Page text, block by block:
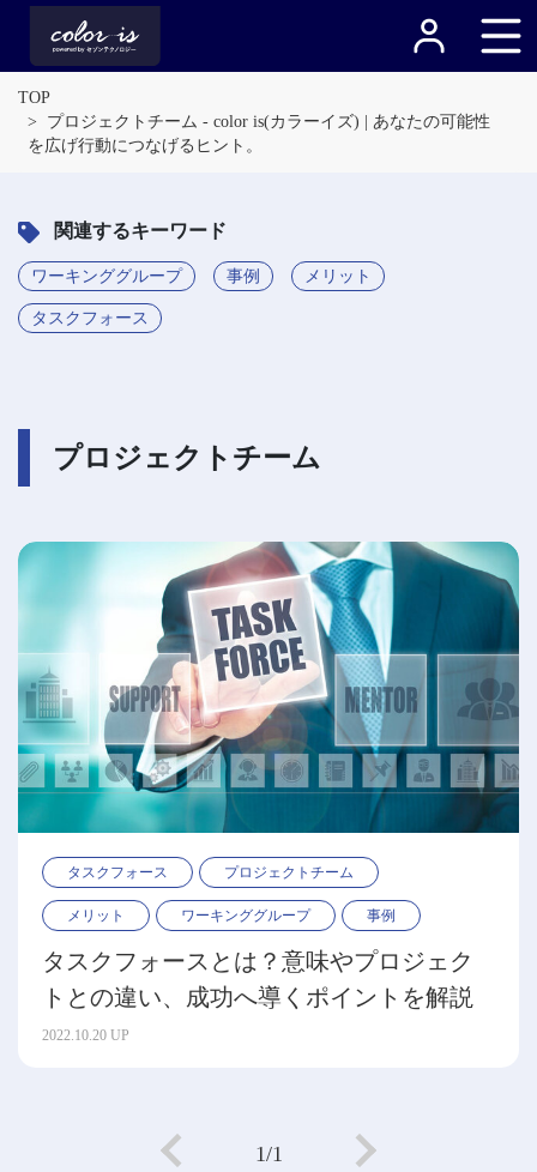
TOP
プロジェクトチーム - color is(カラーイズ) | あなたの可能性
を広げ行動につなげるヒント。
関連するキーワード
ワーキンググループ 事例 メリット
タスクフォース
プロジェクトチーム
タスクフォース プロジェクトチーム
メリット ワーキンググループ 事例
タスクフォースとは？意味やプロジェク
トとの違い、成功へ導くポイントを解説
2022.10.20 UP
1/1